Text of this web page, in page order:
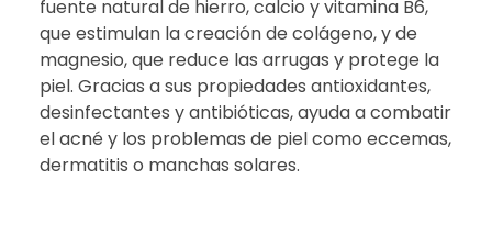
fuente natural de hierro, calcio y vitamina B6,
que estimulan la creación de colágeno, y de
magnesio, que reduce las arrugas y protege la
piel. Gracias a sus propiedades antioxidantes,
desinfectantes y antibióticas, ayuda a combatir
el acné y los problemas de piel como eccemas,
dermatitis o manchas solares.